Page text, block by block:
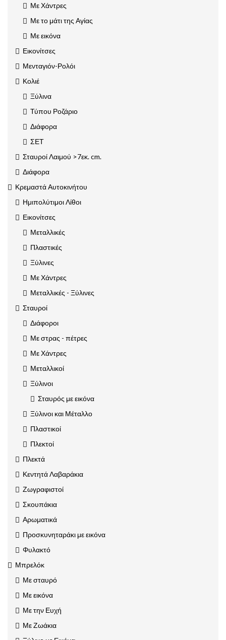
Με Χάντρες
Με το μάτι της Αγίας
Με εικόνα
Εικονίτσες
Μενταγιόν-Ρολόι
Κολιέ
Ξύλινα
Τύπου Ροζάριο
Διάφορα
ΣΕΤ
Σταυροί Λαιμού >7εκ. cm.
Διάφορα
Κρεμαστά Αυτοκινήτου
Ημιπολύτιμοι Λίθοι
Εικονίτσες
Μεταλλικές
Πλαστικές
Ξύλινες
Με Χάντρες
Μεταλλικές - Ξύλινες
Σταυροί
Διάφοροι
Με στρας - πέτρες
Με Χάντρες
Μεταλλικοί
Ξύλινοι
Σταυρός με εικόνα
Ξύλινοι και Μέταλλο
Πλαστικοί
Πλεκτοί
Πλεκτά
Κεντητά Λαβαράκια
Ζωγραφιστοί
Σκουπάκια
Αρωματικά
Προσκυνηταράκι με εικόνα
Φυλακτό
Μπρελόκ
Με σταυρό
Με εικόνα
Με την Ευχή
Με Ζωάκια